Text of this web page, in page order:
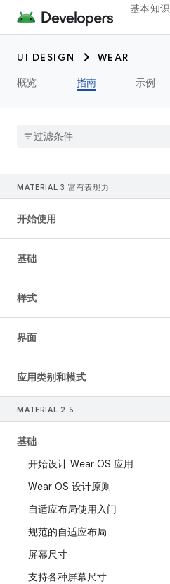
基本知识
UI DESIGN
WEAR
概览
指南 示例
MATERIAL 3 富有表现力
开始使用
基础
样式
界面
应用类别和模式
MATERIAL 2 . 5
基础
开始设计 Wear OS 应用
Wear OS 设计原则
自适应布局使用入门
规范的自适应布局
屏幕尺寸
支持各种屏幕尺寸